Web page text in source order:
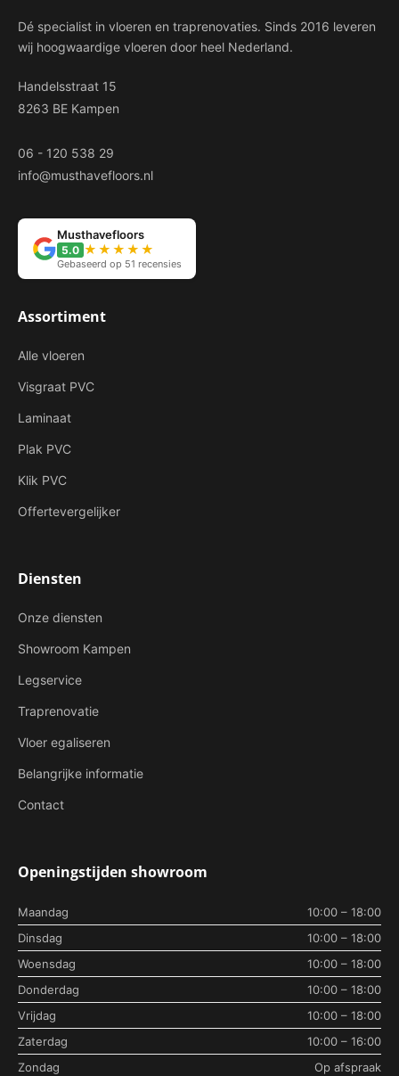
Dé specialist in vloeren en traprenovaties. Sinds 2016 leveren
wij hoogwaardige vloeren door heel Nederland.
Handelsstraat 15
8263 BE Kampen
06 - 120 538 29
info@musthavefloors.nl
Musthavefloors
5.0 ★★★★★
Gebaseerd op 51 recensies
Assortiment
Alle vloeren
Visgraat PVC
Laminaat
Plak PVC
Klik PVC
Offertevergelijker
Diensten
Onze diensten
Showroom Kampen
Legservice
Traprenovatie
Vloer egaliseren
Belangrijke informatie
Contact
Openingstijden showroom
Maandag
10:00 – 18:00
Dinsdag
10:00 – 18:00
Woensdag
10:00 – 18:00
Donderdag
10:00 – 18:00
Vrijdag
10:00 – 18:00
Zaterdag
10:00 – 16:00
Zondag
Op afspraak